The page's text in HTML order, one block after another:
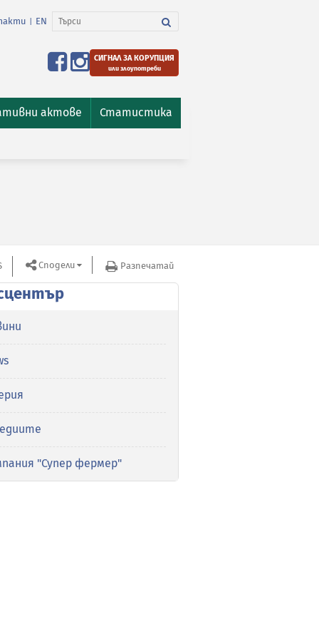
EN
СИГНАЛ ЗА КОРУПЦИЯ
или злоупотреби
актове Статистика
Сподели Разпечатай
"Супер фермер"